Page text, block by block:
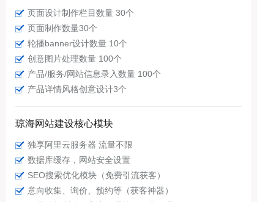
页面设计制作栏目数量 30个
页面制作数量30个
轮播banner设计数量 10个
创意图片处理数量 100个
产品/服务/网站信息录入数量 100个
产品详情风格创意设计3个
琼海网站建设核心模块
独享阿里云服务器 流量不限
数据库缓存，网站安全设置
SEO搜索优化模块（免费引流获客）
意向收集、询价、预约等（获客神器）